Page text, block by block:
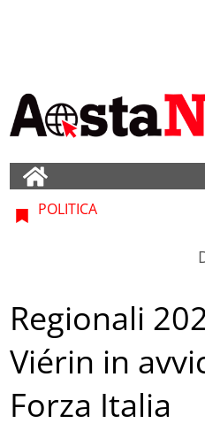
POLITICA
Regionali
Viérin in
Forza Italia